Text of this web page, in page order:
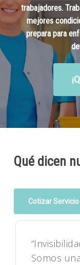
trabajadores.
mejores
prepara para
Qué dicen
Cotizar
Somos